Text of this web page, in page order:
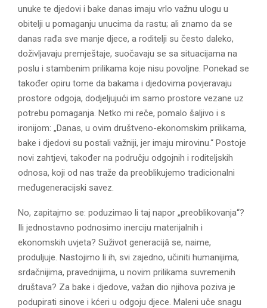
unuke te djedovi i bake danas imaju vrlo važnu ulogu u
obitelji u pomaganju unucima da rastu; ali znamo da se
danas rađa sve manje djece, a roditelji su često daleko,
doživljavaju premještaje, suočavaju se sa situacijama na
poslu i stambenim prilikama koje nisu povoljne. Ponekad se
također opiru tome da bakama i djedovima povjeravaju
prostore odgoja, dodjeljujući im samo prostore vezane uz
potrebu pomaganja. Netko mi reče, pomalo šaljivo i s
ironijom: „Danas, u ovim društveno-ekonomskim prilikama,
bake i djedovi su postali važniji, jer imaju mirovinu.“ Postoje
novi zahtjevi, također na području odgojnih i roditeljskih
odnosa, koji od nas traže da preoblikujemo tradicionalni
međugeneracijski savez.
No, zapitajmo se: poduzimao li taj napor „preoblikovanja“?
Ili jednostavno podnosimo inerciju materijalnih i
ekonomskih uvjeta? Suživot generacijâ se, naime,
produljuje. Nastojimo li ih, svi zajedno, učiniti humanijima,
srdačnijima, pravednijima, u novim prilikama suvremenih
društava? Za bake i djedove, važan dio njihova poziva je
podupirati sinove i kćeri u odgoju djece. Maleni uče snagu